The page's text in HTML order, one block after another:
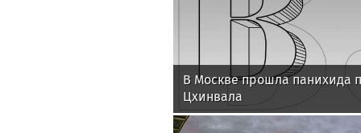
В Москве прошла панихида
Цхинвала